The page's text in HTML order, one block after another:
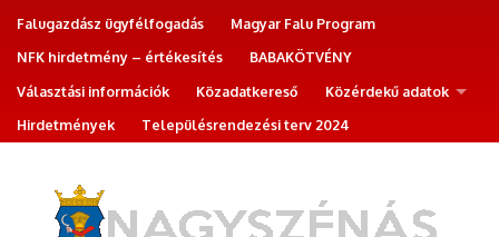
Falugazdász ügyfélfogadás
Magyar Falu Program
NFK hirdetmény – értékesítés
BABAKÖTVÉNY
Választási információk
Közadatkereső
Közérdekű adatok
Hirdetmények
Településrendezési terv 2024